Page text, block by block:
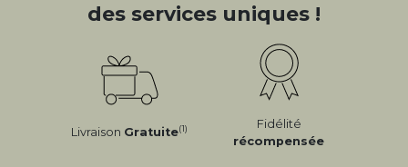
des services uniques !
Livraison Gratuite(1)
Fidélité
récompensée